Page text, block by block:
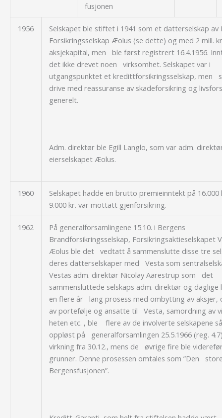
fusjonen
1956
Selskapet ble stiftet i 1941 som et datterselskap
Forsikringsselskap Æolus (se dette) og med 2 mill.
aksjekapital, men ble først registrert 16.4.1956.
det ikke drevet noen virksomhet. Selskapet var i
utgangspunktet et kredittforsikringsselskap, men
drive med reassuranse av skadeforsikring og
generelt.
Adm. direktør ble Egill Langlo, som var adm.
eierselskapet Æolus.
1960
Selskapet hadde en brutto premieinntekt på
9.000 kr. var mottatt gjenforsikring.
1962
På generalforsamlingene 15.10. i Bergens
Brandforsikringsselskap, Forsikringsaktieselskapet
Æolus ble det vedtatt å sammenslutte disse tre
deres datterselskaper med Vesta som
Vestas adm. direktør Nicolay Aarestrup som det
sammensluttede selskaps adm. direktør og daglige
en flere år lang prosess med ombytting av aksjer,
av portefølje og ansatte til Vesta, samordning av
heten etc. , ble flere av de involverte selskapene
oppløst på generalforsamlingen 25.5.1966 (reg.
virkning fra 30.12., mens de øvrige fire ble
grunner. Denne prosessen omtales som ”Den
Bergensfusjonen”.